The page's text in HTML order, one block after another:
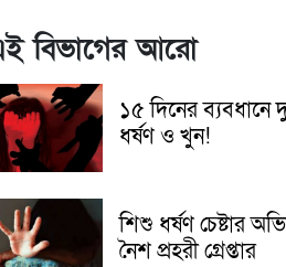
বিভাগের আরো
১৫ দিনের ব্যবধানে
ধর্ষণ ও খুন!
শিশু ধর্ষণ চেষ্টার
নৈশ প্রহরী গ্রেপ্তার